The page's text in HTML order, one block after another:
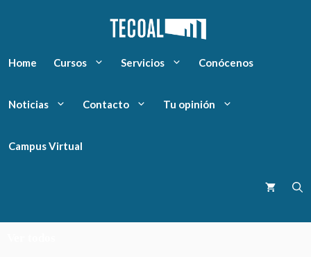
Home Cursos Servicios Conócenos
Noticias Contacto Tu opinión
Campus Virtual